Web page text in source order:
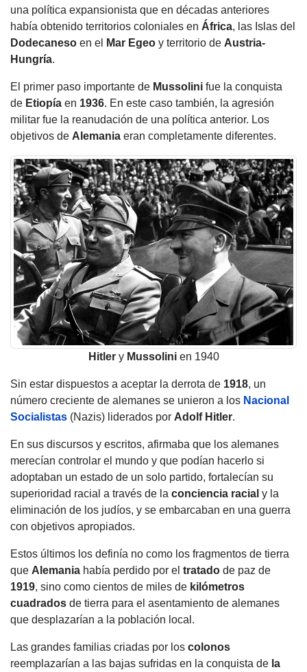
una política expansionista que en décadas anteriores
había obtenido territorios coloniales en África, las Islas del
Dodecaneso en el Mar Egeo y territorio de Austria-
Hungría.
El primer paso importante de Mussolini fue la conquista
de Etiopía en 1936. En este caso también, la agresión
militar fue la reanudación de una política anterior. Los
objetivos de Alemania eran completamente diferentes.
Hitlery Mussolinien 1940
Sin estar dispuestos a aceptar la derrota de 1918, un
número creciente de alemanes se unieron a los Nacional
Socialistas (Nazis) liderados por Adolf Hitler.
En sus discursos y escritos, afirmaba que los alemanes
merecían controlar el mundo y que podían hacerlo si
adoptaban un estado de un solo partido, fortalecían su
superioridad racial a través de la conciencia racial y la
eliminación de los judíos, y se embarcaban en una guerra
con objetivos apropiados.
Estos últimos los definía no como los fragmentos de tierra
que Alemania había perdido por el tratado de paz de
1919, sino como cientos de miles de kilómetros
cuadrados de tierra para el asentamiento de alemanes
que desplazarían a la población local.
Las grandes familias criadas por los colonos
reemplazarían a las bajas sufridas en la conquista de la